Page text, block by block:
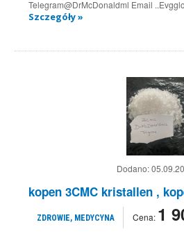
Telegram@DrMcDonaldml Email
Szczegóły »
Dodano:
kopen 3CMC kristallen ,
ZDROWIE, MEDYCYNA Cena: 1